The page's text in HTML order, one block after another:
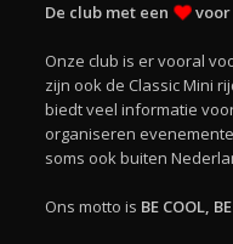
De club met een voor
Onze club is er vooral
zijn ook de Classic Mini
biedt veel informatie
organiseren
soms ook buiten
Ons motto is BE COOL,